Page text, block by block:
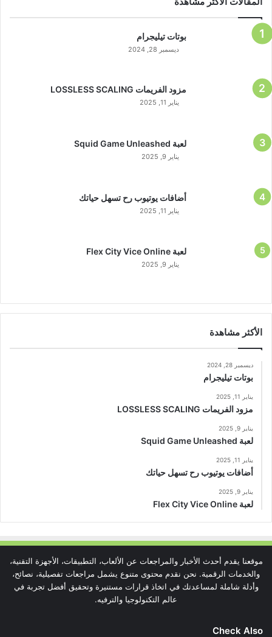
بوتات تيليجرام
ديسمبر 28, 2024
مزود الفريمات LOSSLESS SCALING
يناير 11, 2025
لعبة Squid Game Unleashed
يناير 9, 2025
أضافات يوتيوب رح تسهل حياتك
يناير 11, 2025
لعبة Flex City Vice Online
يناير 9, 2025
الأكثر مشاهدة
ديسمبر 28, 2024
بوتات تيليجرام
يناير 11, 2025
مزود الفريمات LOSSLESS SCALING
يناير 9, 2025
لعبة Squid Game Unleashed
يناير 11, 2025
أضافات يوتيوب رح تسهل حياتك
يناير 9, 2025
لعبة Flex City Vice Online
موقعنا يقدم أحدث الأخبار والمراجعات عن الألعاب، التطبيقات، الأجهزة التقنية،
والخدمات الرقمية. نحن نقدم محتوى متنوع يشمل مراجعات تفصيلية، نصائح،
وأدلة شاملة لمساعدتك في اتخاذ قرارات مستنيرة وتحقيق أفضل تجربة في
عالم التكنولوجيا والترفيه.
Check Also